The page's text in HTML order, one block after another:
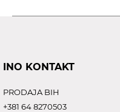
INO KONTAKT
PRODAJA BIH
+381 64 8270503